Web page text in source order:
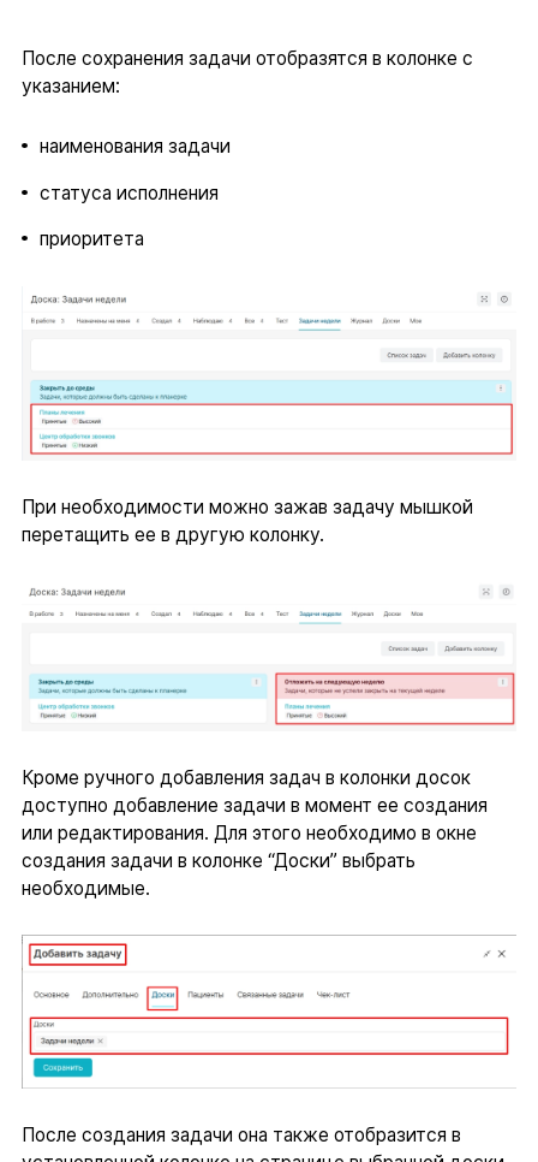
После сохранения задачи отобразятся в колонке с
указанием:
наименования задачи
статуса исполнения
приоритета
При необходимости можно зажав задачу мышкой
перетащить ее в другую колонку.
Кроме ручного добавления задач в колонки досок
доступно добавление задачи в момент ее создания
или редактирования. Для этого необходимо в окне
создания задачи в колонке “Доски” выбрать
необходимые.
После создания задачи она также отобразится в